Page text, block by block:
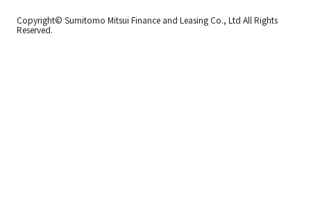
Copyright© Sumitomo Mitsui Finance and Leasing Co., Ltd All Rights
Reserved.